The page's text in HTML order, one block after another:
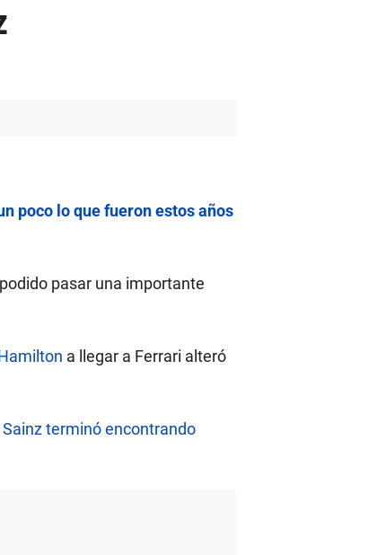
poco lo que fueron estos años
pasar una importante
a llegar a Ferrari alteró
terminó encontrando